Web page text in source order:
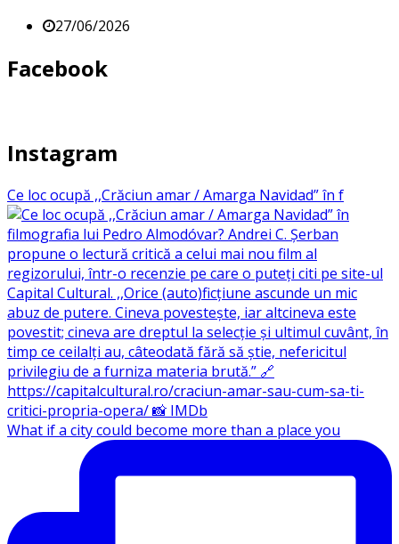
27/06/2026
Facebook
Instagram
Ce loc ocupă ,,Crăciun amar / Amarga Navidad” în f
What if a city could become more than a place you